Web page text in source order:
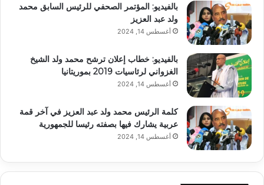
بالفيديو: المؤتمر الصحفي للرئيس السابق محمد
ولد عبد العزيز
أغسطس 14, 2024
بالفيديو: خطاب إعلان ترشح محمد ولد الشيخ
الغزواني لرئاسيات 2019 بموريتانيا
أغسطس 14, 2024
كلمة الرئيس محمد ولد عبد العزيز في آخر قمة
عربية يشارك فيها بصفته رئيسا للجمهورية
أغسطس 14, 2024